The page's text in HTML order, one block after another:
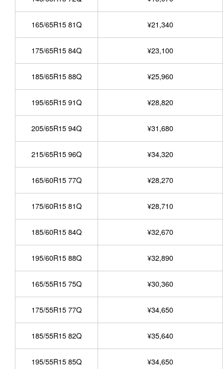
165/65R15 81Q ¥21,340
175/65R15 84Q ¥23,100
185/65R15 88Q ¥25,960
195/65R15 91Q ¥28,820
205/65R15 94Q ¥31,680
215/65R15 96Q ¥34,320
165/60R15 77Q ¥28,270
175/60R15 81Q ¥28,710
185/60R15 84Q ¥32,670
195/60R15 88Q ¥32,890
165/55R15 75Q ¥30,360
175/55R15 77Q ¥34,650
185/55R15 82Q ¥35,640
195/55R15 85Q ¥34,650